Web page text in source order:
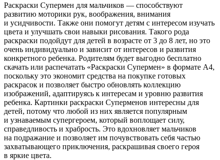
Раскраски Супермен для мальчиков — способствуют
развитию моторики рук, воображения, внимания
и усидчивости. Также они помогут детям с интересом изучать
цвета и улучшать свои навыки рисования. Такого рода
раскраски подойдут для детей в возрасте от 3 до 8 лет, но это
очень индивидуально и зависит от интересов и развития
конкретного ребенка. Родителям будет выгодно бесплатно
скачать или распечатать «Раскраски Супермен» в формате A4,
поскольку это экономит средства на покупке готовых
раскрасок и позволяет быстро обновлять коллекцию
изображений, адаптируясь к интересам и уровню развития
ребенка. Картинки раскраски Суперменов интересны для
детей, потому что любой из них является популярным
и узнаваемым супергероем, который воплощает силу,
справедливость и храбрость. Это вдохновляет мальчиков
на подражание и позволяет им почувствовать себя частью
захватывающего приключения, раскрашивая своего героя
в яркие цвета.